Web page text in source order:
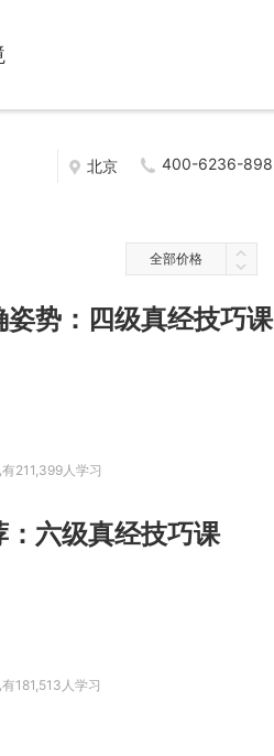
北京 400-6236-898
全部价格
势：四级真经技巧课
有211,399人学习
六级真经技巧课
有181,513人学习